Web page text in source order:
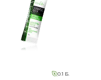
0.1 Б.